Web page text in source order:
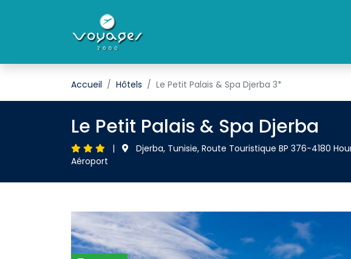
Accueil Hôtels Le Petit Palais & Spa Djerba 3*
Le Petit Palais & Spa Djerba
| Djerba, Tunisie, Route Touristique BP 376-4180
Aéroport